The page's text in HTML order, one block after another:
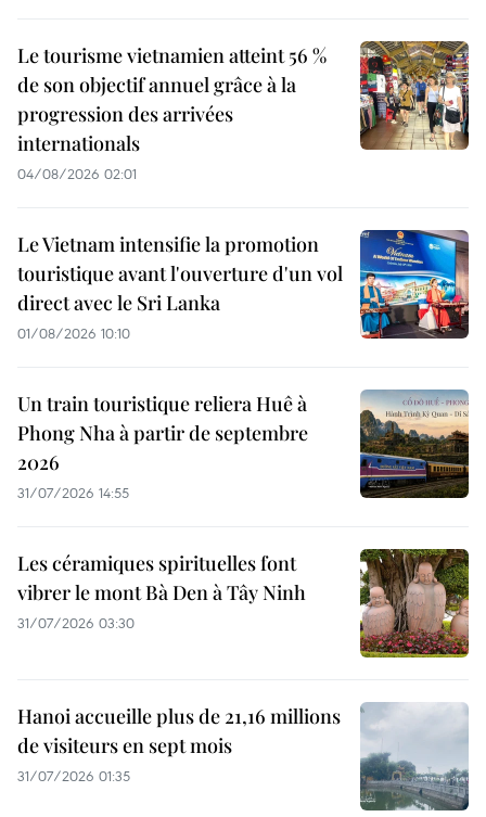
Le tourisme vietnamien atteint 56 %
de son objectif annuel grâce à la
progression des arrivées
internationals
04/08/2026 02:01
Le Vietnam intensifie la promotion
touristique avant l'ouverture d'un vol
direct avec le Sri Lanka
01/08/2026 10:10
Un train touristique reliera Huê à
Phong Nha à partir de septembre
2026
31/07/2026 14:55
Les céramiques spirituelles font
vibrer le mont Bà Den à Tây Ninh
31/07/2026 03:30
Hanoi accueille plus de 21,16 millions
de visiteurs en sept mois ​
31/07/2026 01:35